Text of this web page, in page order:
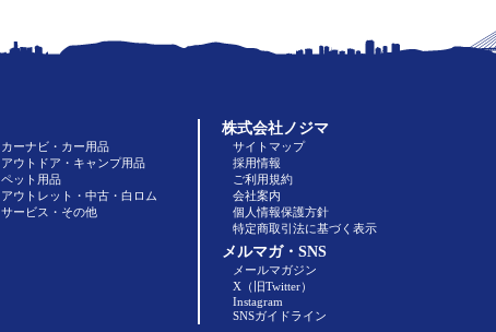
カーナビ・カー用品
アウトドア・キャンプ用品
ペット用品
アウトレット・中古・白ロム
サービス・その他
株式会社ノジマ
サイトマップ
採用情報
ご利用規約
会社案内
個人情報保護方針
特定商取引法に基づく表示
メルマガ・SNS
メールマガジン
X（旧Twitter）
Instagram
SNSガイドライン